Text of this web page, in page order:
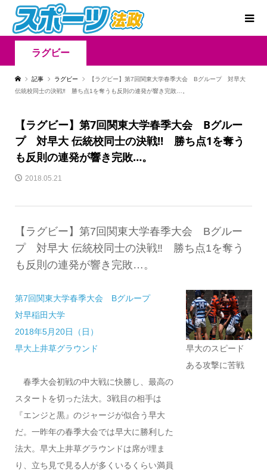
ラグビー
記事 ラグビー
【ラグビー】第7回関東大学春季大会 Bグループ 対早大
伝統校同士の決戦‼ 勝ち点1を奪うも反則の連発が響き完敗…。
【ラグビー】第7回関東大学春季大会 Bグルー
プ 対早大 伝統校同士の決戦‼ 勝ち点1を奪う
も反則の連発が響き完敗…。
2018.05.21
【ラグビー】第7回関東大学春季大会 Bグルー
プ 対早大 伝統校同士の決戦‼ 勝ち点1を奪う
も反則の連発が響き完敗…。
第7回関東大学春季大会 Bグループ
対早稲田大学
2018年5月20日（日）
早大上井草グラウンド
春季大会初戦の中大戦に快勝し、最高の
スタートを切った法大。3戦目の相手は
『エンジと黒』のジャージが似合う早大
だ。一昨年の春季大会では早大に勝利した
法大。早大上井草グラウンドは席が埋ま
り、立ち見で見る人が多くいるくらい満員
早大のスピード
ある攻撃に苦戦